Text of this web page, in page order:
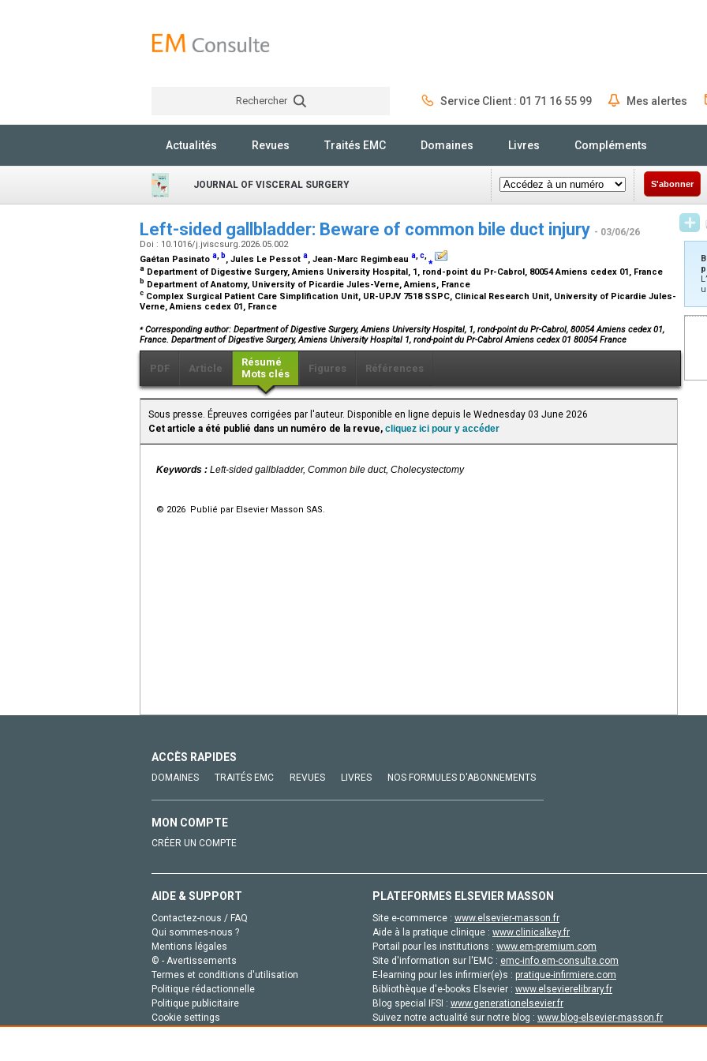
Rechercher Service Client : 01 71 16 55 99 Mes alertes
Actualités Revues Traités EMC Domaines Livres Compléments
JOURNAL OF VISCERAL SURGERY S'abonner
Left-sided gallbladder: Beware of common bile duct injury - 03/06/26
Doi : 10.1016/j.jviscsurg.2026.05.002
Gaétan Pasinato a, b, Jules Le Pessot a, Jean-Marc Regimbeau a,c,⁎
a Department of Digestive Surgery, Amiens University Hospital, 1, rond-point du Pr-Cabrol, 80054 Amiens cedex 01, France
b Department of Anatomy, University of Picardie Jules-Verne, Amiens, France
c Complex Surgical Patient Care Simplification Unit, UR-UPJV 7518 SSPC, Clinical Research Unit, University of Picardie Jules-
Verne, Amiens cedex 01, France
⁎Corresponding author: Department of Digestive Surgery, Amiens University Hospital, 1, rond-point du Pr-Cabrol, 80054 Amiens cedex 01,
France. Department of Digestive Surgery, Amiens University Hospital 1, rond-point du Pr-Cabrol Amiens cedex 01 80054 France
PDF Article
Résumé
Mots clés
Figures Références
Sous presse. Épreuves corrigées par l'auteur. Disponible en ligne depuis le Wednesday 03 June 2026
Cet article a été publié dans un numéro de la revue, cliquez ici pour y accéder
Keywords : Left-sided gallbladder, Common bile duct, Cholecystectomy
© 2026 Publié par Elsevier Masson SAS.
ACCÈS RAPIDES
DOMAINES TRAITÉS EMC REVUES LIVRES NOS FORMULES D'ABONNEMENTS
MON COMPTE
CRÉER UN COMPTE
AIDE & SUPPORT
Contactez-nous / FAQ
Qui sommes-nous ?
Mentions légales
© - Avertissements
Termes et conditions d'utilisation
Politique rédactionnelle
Politique publicitaire
Cookie settings
PLATEFORMES ELSEVIER MASSON
Site e-commerce : www.elsevier-masson.fr
Aide à la pratique clinique : www.clinicalkey.fr
Portail pour les institutions : www.em-premium.com
Site d'information sur l'EMC : emc-info.em-consulte.com
E-learning pour les infirmier(e)s : pratique-infirmiere.com
Bibliothèque d'e-books Elsevier : www.elsevierelibrary.fr
Blog special IFSI : www.generationelsevier.fr
Suivez notre actualité sur notre blog : www.blog-elsevier-masson.fr